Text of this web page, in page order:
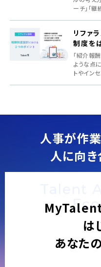
ーチ」「
リファ
制度を
ト
「紹介報
ような点
トやイン
人事が作
人に向
は
あなた